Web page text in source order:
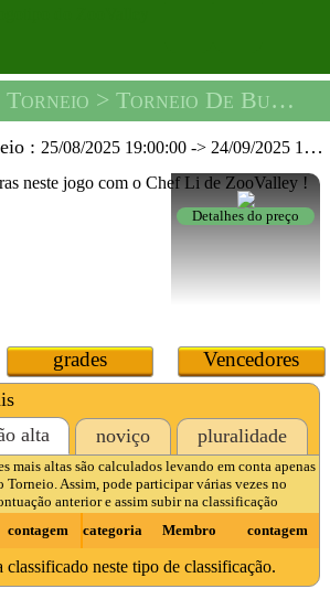
Torneio > Torneio De Busca De Palavras -
:25/08/2025 19:00:00 -> 24/09/2025 19:59:59
Detalhes do preço
grades Vencedores
alta
noviço pluralidade
mais altas são calculados levando em conta apenas
Torneio. Assim, pode participar várias vezes no
anterior e assim subir na classificação
contagem categoria Membro contagem
neste tipo de classificação.